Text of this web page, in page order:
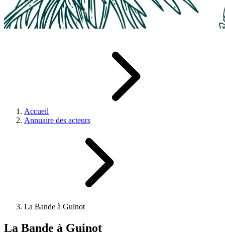
Accueil
Annuaire des acteurs
La Bande à Guinot
La Bande à Guinot